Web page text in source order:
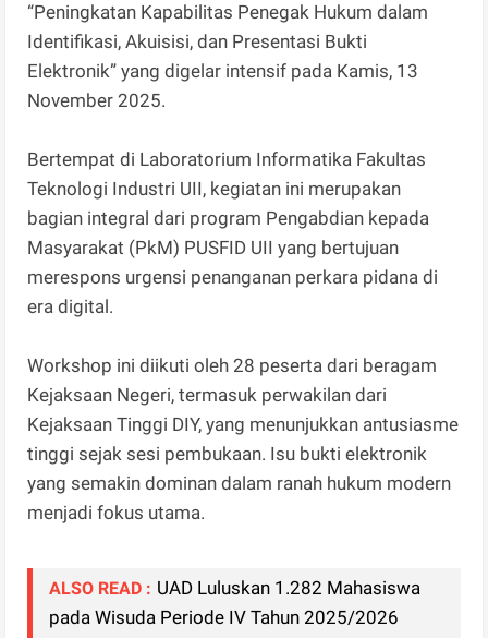
“Peningkatan Kapabilitas Penegak Hukum dalam
Identifikasi, Akuisisi, dan Presentasi Bukti
Elektronik” yang digelar intensif pada Kamis, 13
November 2025.
Bertempat di Laboratorium Informatika Fakultas
Teknologi Industri UII, kegiatan ini merupakan
bagian integral dari program Pengabdian kepada
Masyarakat (PkM) PUSFID UII yang bertujuan
merespons urgensi penanganan perkara pidana di
era digital.
Workshop ini diikuti oleh 28 peserta dari beragam
Kejaksaan Negeri, termasuk perwakilan dari
Kejaksaan Tinggi DIY, yang menunjukkan antusiasme
tinggi sejak sesi pembukaan. Isu bukti elektronik
yang semakin dominan dalam ranah hukum modern
menjadi fokus utama.
ALSO READ : UAD Luluskan 1.282 Mahasiswa
pada Wisuda Periode IV Tahun 2025/2026